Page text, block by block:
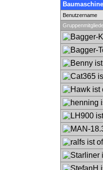
Benutzername